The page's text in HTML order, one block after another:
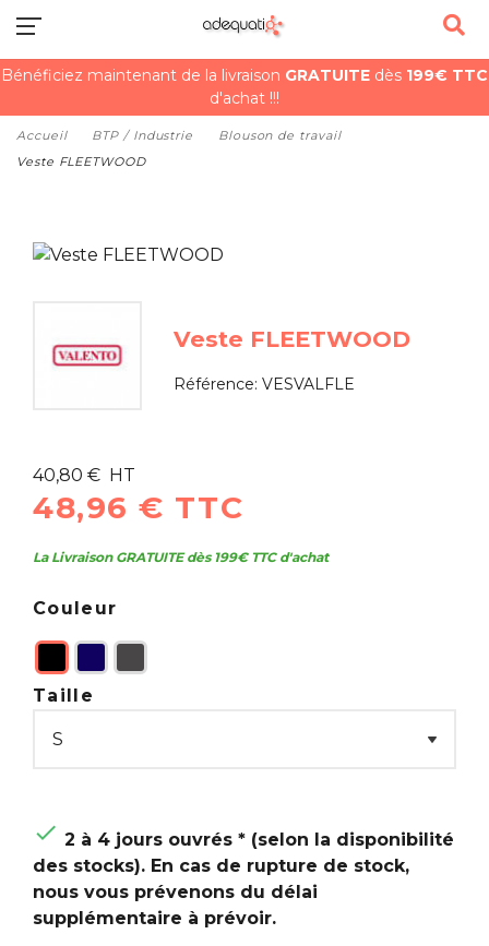
Bénéficiez maintenant de la livraison GRATUITE dès 199€ TTC
d'achat !!!
Accueil BTP / Industrie
Blouson de travail
Veste FLEETWOOD
Veste FLEETWOOD
Référence:VESVALFLE
40,80 € HT
48,96 € TTC
La Livraison GRATUITE dès 199€ TTC d'achat
Couleur
Taille
 2 à 4 jours ouvrés * (selon la disponibilité
des stocks). En cas de rupture de stock,
nous vous prévenons du délai
supplémentaire à prévoir.